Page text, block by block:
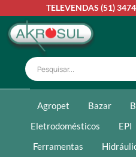
TELEVENDAS (51)
Agropet Bazar
Eletrodomésticos
EPI
Ferramentas